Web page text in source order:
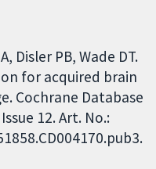
Disler PB, Wade DT.
for acquired brain
Cochrane Database
12. Art. No.: